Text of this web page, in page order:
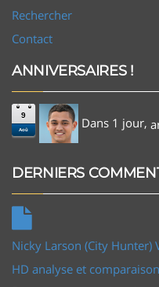
Rechercher
Contact
ANNIVERSAIRES !
9
Aoû Dans 1 jour,
DERNIERS
Nicky Larson (City
HD analyse et comparaison